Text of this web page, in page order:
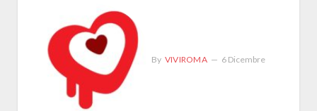
By VIVIROMA 6 Dicembre